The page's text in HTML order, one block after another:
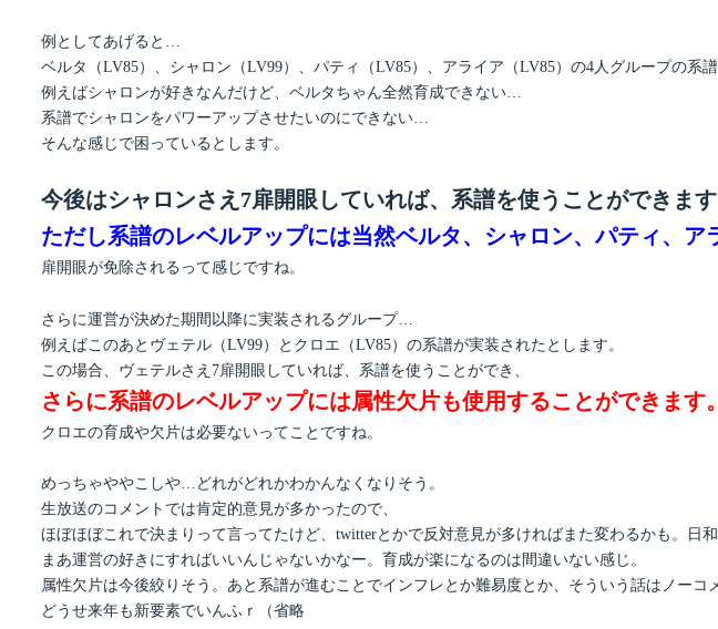
例としてあげると…
ベルタ（LV85）、シャロン（LV99）、パティ（LV85）、アライア（LV85）の4人グループの系
例えばシャロンが好きなんだけど、ベルタちゃん全然育成できない…
系譜でシャロンをパワーアップさせたいのにできない…
そんな感じで困っているとします。
今後はシャロンさえ7扉開眼していれば、系譜を使うことができます
ただし系譜のレベルアップには当然ベルタ、シャロン、パティ、ア
扉開眼が免除されるって感じですね。
さらに運営が決めた期間以降に実装されるグループ…
例えばこのあとヴェテル（LV99）とクロエ（LV85）の系譜が実装されたとします。
この場合、ヴェテルさえ7扉開眼していれば、系譜を使うことができ、
さらに系譜のレベルアップには属性欠片も使用することができます。
クロエの育成や欠片は必要ないってことですね。
めっちゃややこしや…どれがどれかわかんなくなりそう。
生放送のコメントでは肯定的意見が多かったので、
ほぼほぼこれで決まりって言ってたけど、twitterとかで反対意見が多ければまた変わるかも。日和
まあ運営の好きにすればいいんじゃないかなー。育成が楽になるのは間違いない感じ。
属性欠片は今後絞りそう。あと系譜が進むことでインフレとか難易度とか、そういう話はノーコ
どうせ来年も新要素でいんふｒ（省略